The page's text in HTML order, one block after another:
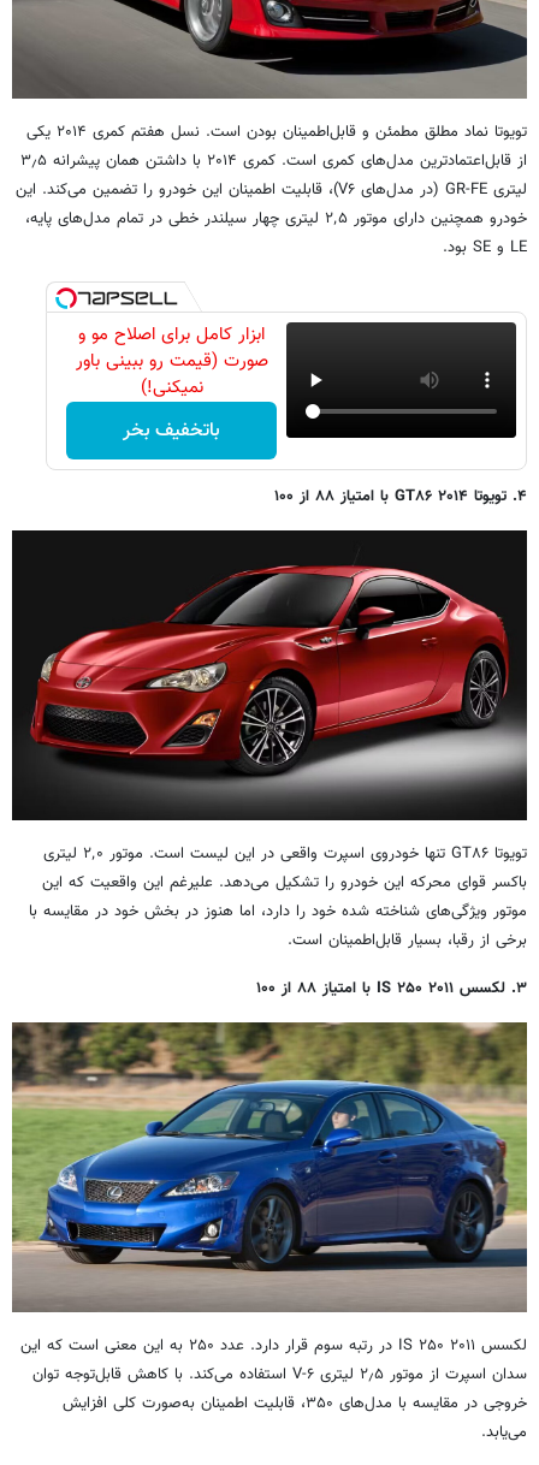
تویوتا نماد مطلق مطمئن و قابل‌اطمینان بودن است. نسل هفتم کمری ۲۰۱۴ یکی
از قابل‌اعتمادترین مدل‌های کمری است. کمری ۲۰۱۴ با داشتن همان پیشرانه ۳٫۵
لیتری GR-FE (در مدل‌های V۶)، قابلیت اطمینان این خودرو را تضمین می‌کند. این
خودرو همچنین دارای موتور ۲٬۵ لیتری چهار سیلندر خطی در تمام مدل‌های پایه،
LE و SE بود.
ابزار کامل برای اصلاح مو و
صورت (قیمت رو ببینی باور
نمیکنی!)
باتخفیف بخر
۴. تویوتا ۲۰۱۴ GT۸۶ با امتیاز ۸۸ از ۱۰۰
تویوتا GT۸۶ تنها خودروی اسپرت واقعی در این لیست است. موتور ۲٬۰ لیتری
باکسر قوای محرکه این خودرو را تشکیل می‌دهد. علیرغم این واقعیت که این
موتور ویژگی‌های شناخته شده خود را دارد، اما هنوز در بخش خود در مقایسه با
برخی از رقبا، بسیار قابل‌اطمینان است.
۳. لکسس ۲۰۱۱ IS ۲۵۰ با امتیاز ۸۸ از ۱۰۰
لکسس IS ۲۵۰ ۲۰۱۱ در رتبه سوم قرار دارد. عدد ۲۵۰ به این معنی است که این
سدان اسپرت از موتور ۲٫۵ لیتری V-۶ استفاده می‌کند. با کاهش قابل‌توجه توان
خروجی در مقایسه با مدل‌های ۳۵۰، قابلیت اطمینان به‌صورت کلی افزایش
می‌یابد.